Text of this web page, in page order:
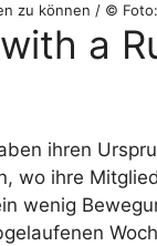
zu können / ©
a
ihren
wo ihre
wenig